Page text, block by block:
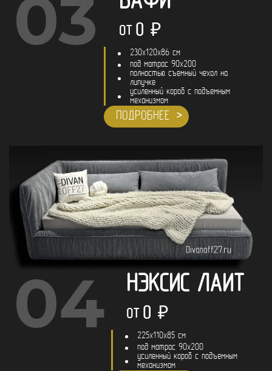
03 ОТ 0 ₽
под матрас 90х200
полностью съемный чехол на
липучке
усиленный короб с подъемным
механизмом
230x120x86 см
ПОДРОБНЕЕ
04 НЭКСИС ЛАЙТ
ОТ 0 ₽
под матрас 90х200
усиленный короб с подъемным
механизмом
225x110x85 см